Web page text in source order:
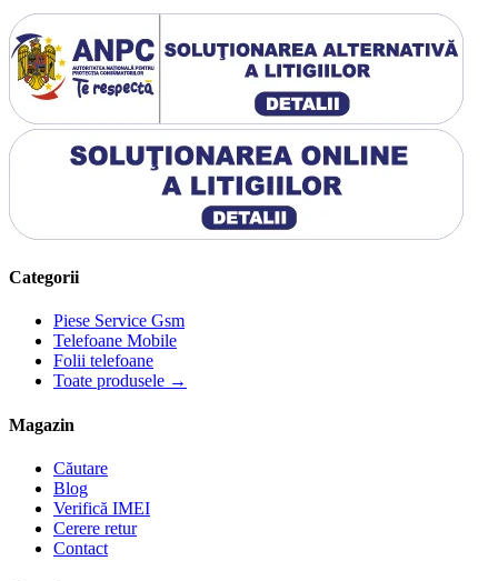
Categorii
Piese Service Gsm
Telefoane Mobile
Folii telefoane
Toate produsele →
Magazin
Căutare
Blog
Verifică IMEI
Cerere retur
Contact